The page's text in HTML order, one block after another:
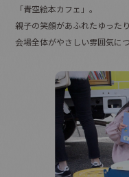
「青空絵本カフェ」。
親子の笑顔があふれたゆった
会場全体がやさしい雰囲気に